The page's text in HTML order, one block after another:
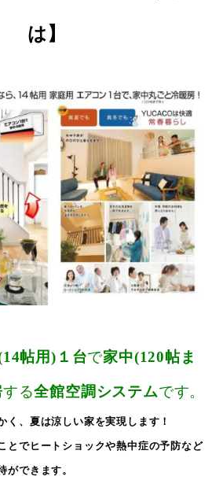
は】
帖用)１台で家中(120帖ま
する全館空調システムです。
く、夏は涼しい家を実現します！
とでヒートショックや熱中症の予防など
ができます。